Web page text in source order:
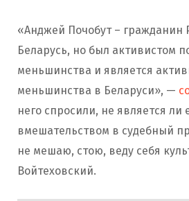
«Анджей Почобут – гражданин
Беларусь, но был активистом
меньшинства и является
меньшинства в Беларуси», —
него спросили, не является ли
вмешательством в судебный
не мешаю, стою, веду себя
Войтеховский.